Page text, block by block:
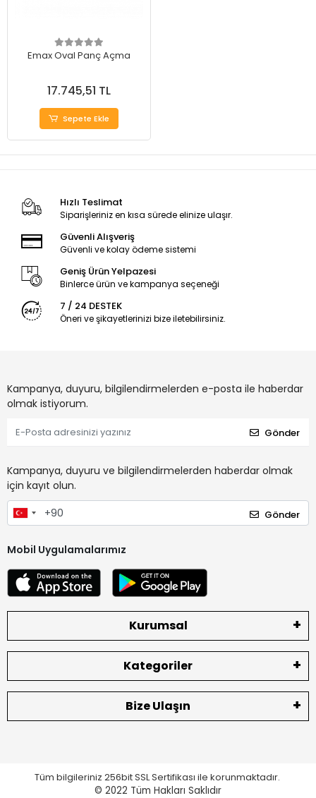
Emax Oval Panç Açma
17.745,51 TL
Sepete Ekle
Hızlı Teslimat
Siparişleriniz en kısa sürede elinize ulaşır.
Güvenli Alışveriş
Güvenli ve kolay ödeme sistemi
Geniş Ürün Yelpazesi
Binlerce ürün ve kampanya seçeneği
7 / 24 DESTEK
Öneri ve şikayetlerinizi bize iletebilirsiniz.
Kampanya, duyuru, bilgilendirmelerden e-posta ile haberdar
olmak istiyorum.
Gönder
Kampanya, duyuru ve bilgilendirmelerden haberdar olmak
için kayıt olun.
Gönder
Mobil Uygulamalarımız
Kurumsal
Kategoriler
Bize Ulaşın
Tüm bilgileriniz 256bit SSL Sertifikası ile korunmaktadır.
© 2022 Tüm Hakları Saklıdır